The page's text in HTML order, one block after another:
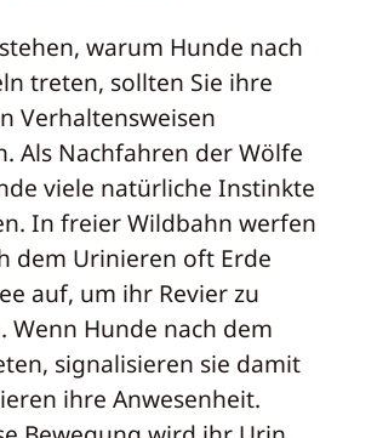
warum Hunde nach
treten, sollten Sie ihre
Verhaltensweisen
Als Nachfahren der Wölfe
viele natürliche Instinkte
In freier Wildbahn werfen
dem Urinieren oft Erde
auf, um ihr Revier zu
Wenn Hunde nach dem
signalisieren sie damit
ihre Anwesenheit.